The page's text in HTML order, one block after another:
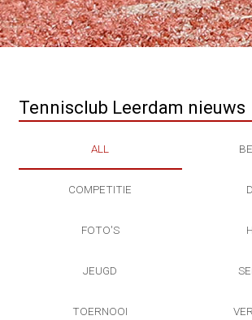
Tennisclub Leerdam nieuws
ALL
COMPETITIE
FOTO'S
JEUGD
TOERNOOI